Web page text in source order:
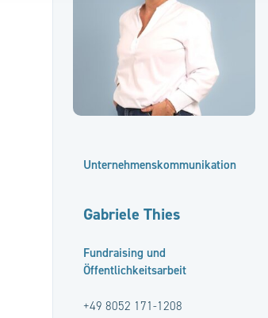
Unternehmenskommunikation
Gabriele Thies
Fundraising und
Öffentlichkeitsarbeit
+49 8052 171-1208